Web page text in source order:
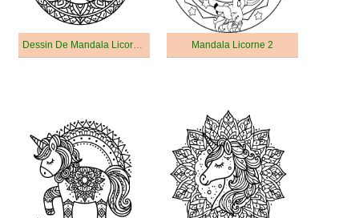
Dessin De Mandala Licorne Pour Enfants Mandala Licorne 2